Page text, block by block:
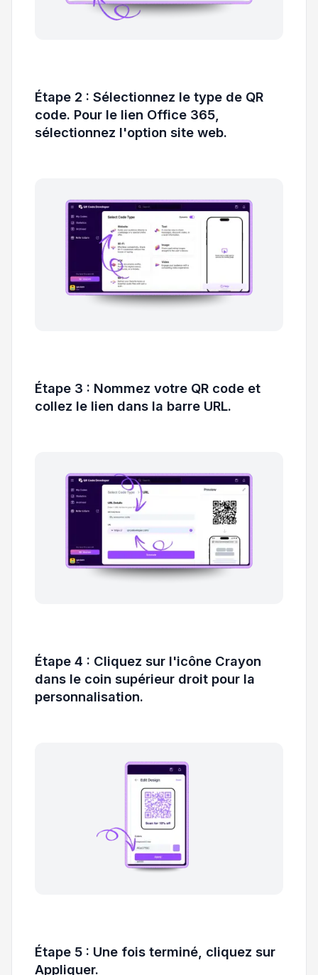
Étape 2 : Sélectionnez le type de QR
code. Pour le lien Office 365,
sélectionnez l'option site web.
Étape 3 : Nommez votre QR code et
collez le lien dans la barre URL.
Étape 4 : Cliquez sur l'icône Crayon
dans le coin supérieur droit pour la
personnalisation.
Étape 5 : Une fois terminé, cliquez sur
Appliquer.